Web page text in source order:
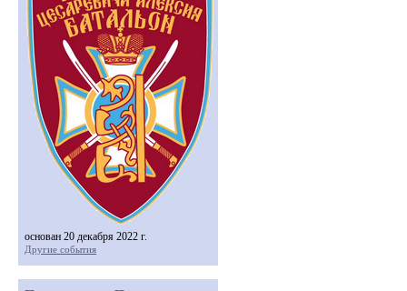
основан 20 декабря 2022 г.
Другие события